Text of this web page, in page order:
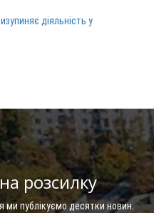
діяльність у
розсилку
ми публікуємо десятки новин.